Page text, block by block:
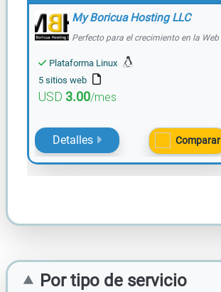
My Boricua Hosting LLC
Perfecto para el crecimiento en la Web
Plataforma Linux
5 sitios web
USD 3.00/mes
Detalles Comparar
Por tipo de servicio